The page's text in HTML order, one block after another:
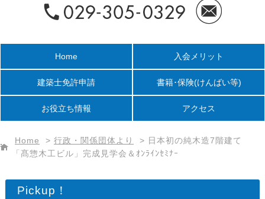
Home 入会メリット
建築士免許申請 書籍･保険(けんばい等)
お役立ち情報 アクセス
Home > 行政・関係団体より > 日本初の純木造7階建て
「髙惣木工ビル」完成見学会＆ｵﾝﾗｲﾝｾﾐﾅｰ
Pickup！